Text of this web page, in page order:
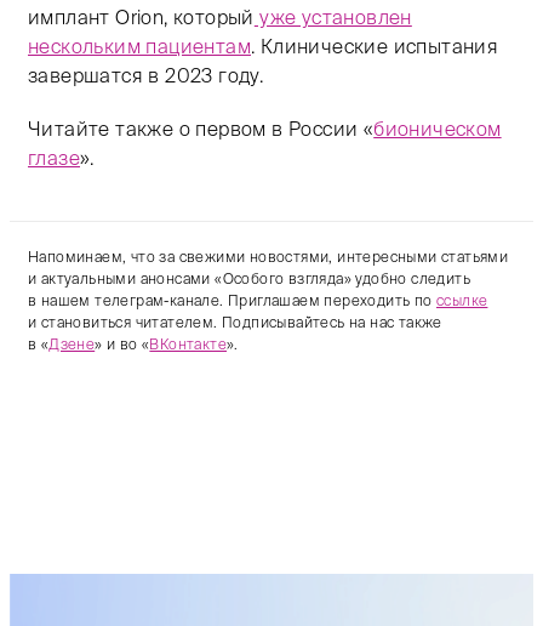
имплант Orion, который уже установлен
нескольким пациентам. Клинические испытания
завершатся в 2023 году.
Читайте также о первом в России «бионическом
глазе».
Напоминаем, что за свежими новостями, интересными статьями
и актуальными анонсами «Особого взгляда» удобно следить
в нашем телеграм-канале. Приглашаем переходить по ссылке
и становиться читателем. Подписывайтесь на нас также
в «Дзене» и во «ВКонтакте».